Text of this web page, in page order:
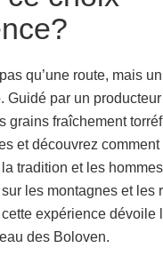
qu’une route, mais
Guidé par un
grains fraîchement
et découvrez
tradition et les
les montagnes et les
cette expérience dévoile
des Boloven.